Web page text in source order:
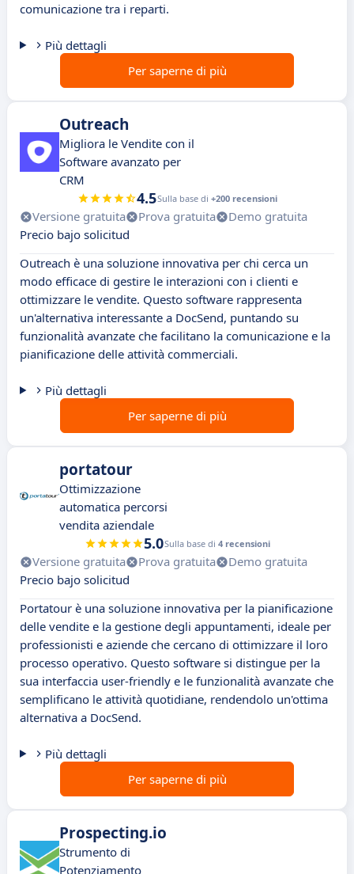
comunicazione tra i reparti.
Più dettagli
Per saperne di più
Outreach
Migliora le Vendite con il
Software avanzato per
CRM
4.5Sulla base di +200 recensioni
Versione gratuita Prova gratuita
Demo gratuita
Precio bajo solicitud
Outreach è una soluzione innovativa per chi cerca un
modo efficace di gestire le interazioni con i clienti e
ottimizzare le vendite. Questo software rappresenta
un'alternativa interessante a DocSend, puntando su
funzionalità avanzate che facilitano la comunicazione e la
pianificazione delle attività commerciali.
Più dettagli
Per saperne di più
portatour
Ottimizzazione
automatica percorsi
vendita aziendale
5.0Sulla base di 4 recensioni
Versione gratuita Prova gratuita
Demo gratuita
Precio bajo solicitud
Portatour è una soluzione innovativa per la pianificazione
delle vendite e la gestione degli appuntamenti, ideale per
professionisti e aziende che cercano di ottimizzare il loro
processo operativo. Questo software si distingue per la
sua interfaccia user-friendly e le funzionalità avanzate che
semplificano le attività quotidiane, rendendolo un'ottima
alternativa a DocSend.
Più dettagli
Per saperne di più
Prospecting.io
Strumento di
Potenziamento